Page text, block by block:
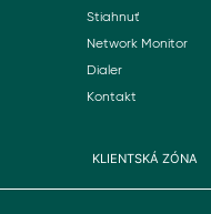
Stiahnuť
Network Monitor
Dialer
Kontakt
KLIENTSKÁ ZÓNA